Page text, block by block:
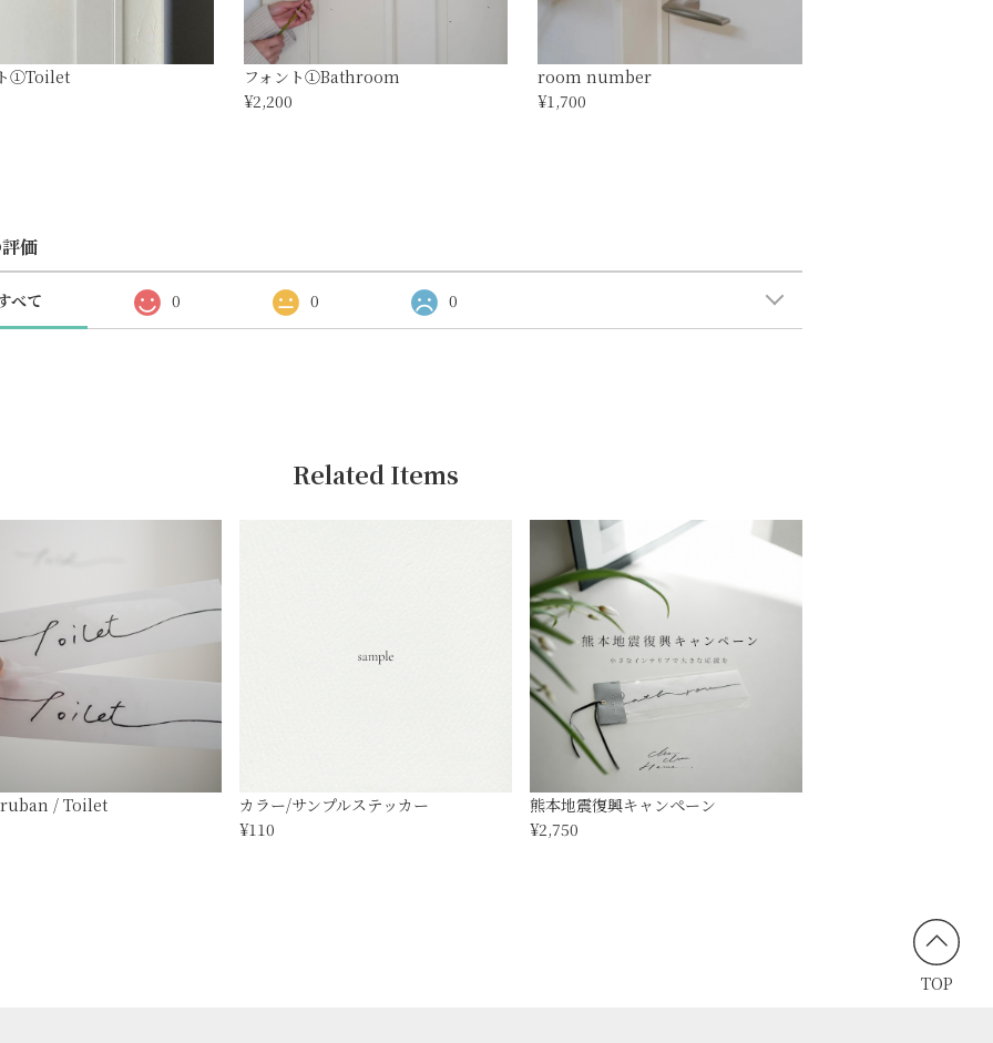
①Toilet
フォント①Bathroom
¥2,200
room number
¥1,700
価
べて 0 0 0
Related Items
ruban / Toilet
カラー/サンプルステッカー
¥110
熊本地震復興キャンペーン
¥2,750
TOP